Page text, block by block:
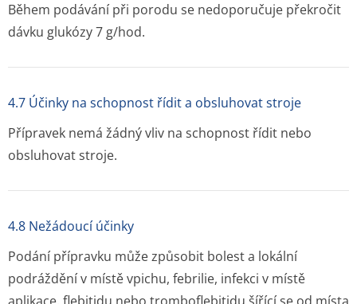
Během podávání při porodu se nedoporučuje překročit
dávku glukózy 7 g/hod.
4.7 Účinky na schopnost řídit a obsluhovat stroje
Přípravek nemá žádný vliv na schopnost řídit nebo
obsluhovat stroje.
4.8 Nežádoucí účinky
Podání přípravku může způsobit bolest a lokální
podráždění v místě vpichu, febrilie, infekci v místě